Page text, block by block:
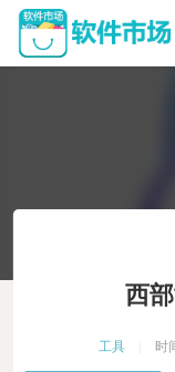
西
工具 时